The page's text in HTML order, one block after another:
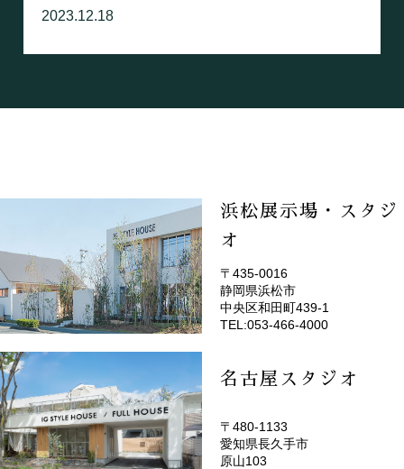
2023.12.18
浜松展示場・スタジ
オ
(EMOTOP浜松)
〒435-0016
静岡県浜松市
中央区和田町439-1
TEL:053-466-4000
名古屋スタジオ
(EMOTOP名古屋)
〒480-1133
愛知県長久手市
原山103